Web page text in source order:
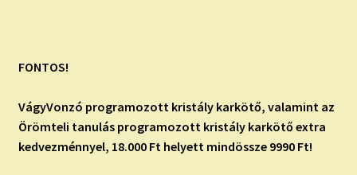
FONTOS!
VágyVonzó programozott kristály karkötő, valamint az
Örömteli tanulás programozott kristály karkötő extra
kedvezménnyel, 18.000 Ft helyett mindössze 9990 Ft!